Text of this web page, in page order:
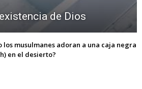
de Dios
los musulmanes adoran a una caja negra
en el desierto?